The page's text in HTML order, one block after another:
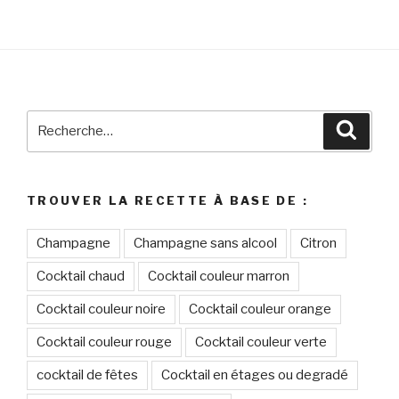
TROUVER LA RECETTE À BASE DE :
Champagne Champagne sans alcool Citron
Cocktail chaud Cocktail couleur marron
Cocktail couleur noire Cocktail couleur orange
Cocktail couleur rouge Cocktail couleur verte
cocktail de fêtes Cocktail en étages ou degradé